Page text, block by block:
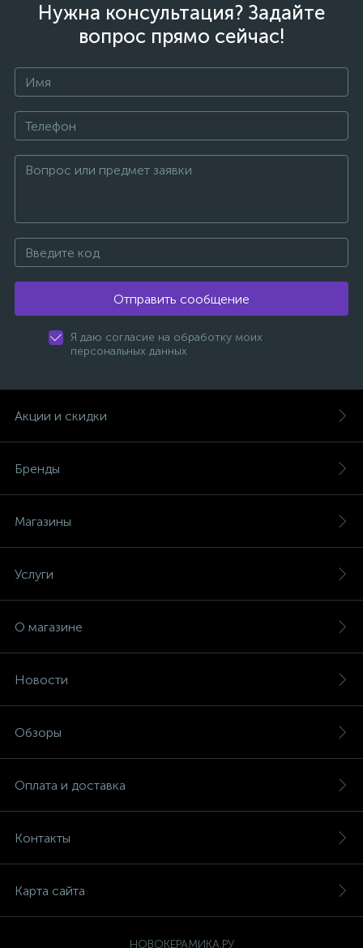
Нужна консультация? Задайте
вопрос прямо сейчас!
Отправить сообщение
Я даю согласие на обработку моих
персональных данных
Акции и скидки
Бренды
Магазины
Услуги
О магазине
Новости
Обзоры
Оплата и доставка
Контакты
Карта сайта
НОВОКЕРАМИКА.РУ